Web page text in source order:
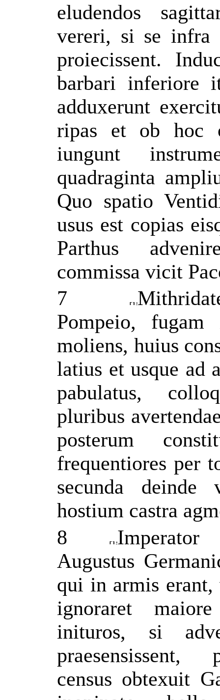
eludendos
vereri, si se infra
proiecissent.
barbari inferiore
adduxerunt
ripas et ob hoc
iungunt
quadraginta
Quo spatio
usus est copias
Parthus
commissa vicit
7
Pompeio,
moliens, huius
latius et usque ad
pabulatus,
pluribus
posterum
frequentiores per
secunda deinde
hostium castra
8
Imperator
Augustus
qui in armis
ignoraret
inituros, si
praesensissent,
census obtexuit